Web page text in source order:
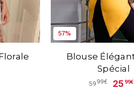
57%
Blouse
Spécial
5999€ 25 99€